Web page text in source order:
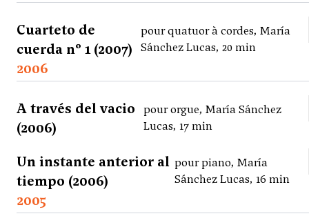
Cuarteto de
cuerda nº 1 (2007)
pour quatuor à cordes, María
Sánchez Lucas, 20 min
2006
A través del vacio
(2006)
pour orgue, María Sánchez
Lucas, 17 min
Un instante anterior al
tiempo (2006)
pour piano, María
Sánchez Lucas, 16 min
2005